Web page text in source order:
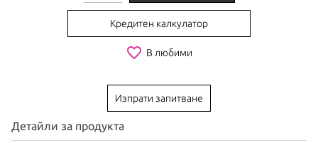
Кредитен калкулатор
favorite_border В любими
Изпрати запитване
Детайли за продукта